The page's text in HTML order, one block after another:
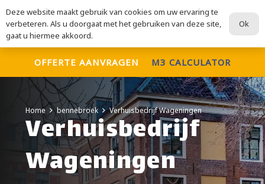
ExtraHanden
Voor al uw verhuisdiensten
OFFERTE AANVRAGEN M3 CALCULATOR
Home bennebroek Verhuisbedrijf Wageningen
Verhuisbedrijf
Wageningen
Deze website maakt gebruik van cookies om uw ervaring te
verbeteren. Als u doorgaat met het gebruiken van deze site,
gaat u hiermee akkoord.
Ok